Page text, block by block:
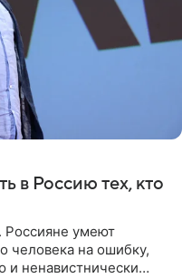
в Россию тех, кто
умеют
человека на ошибку,
и ненавистнически